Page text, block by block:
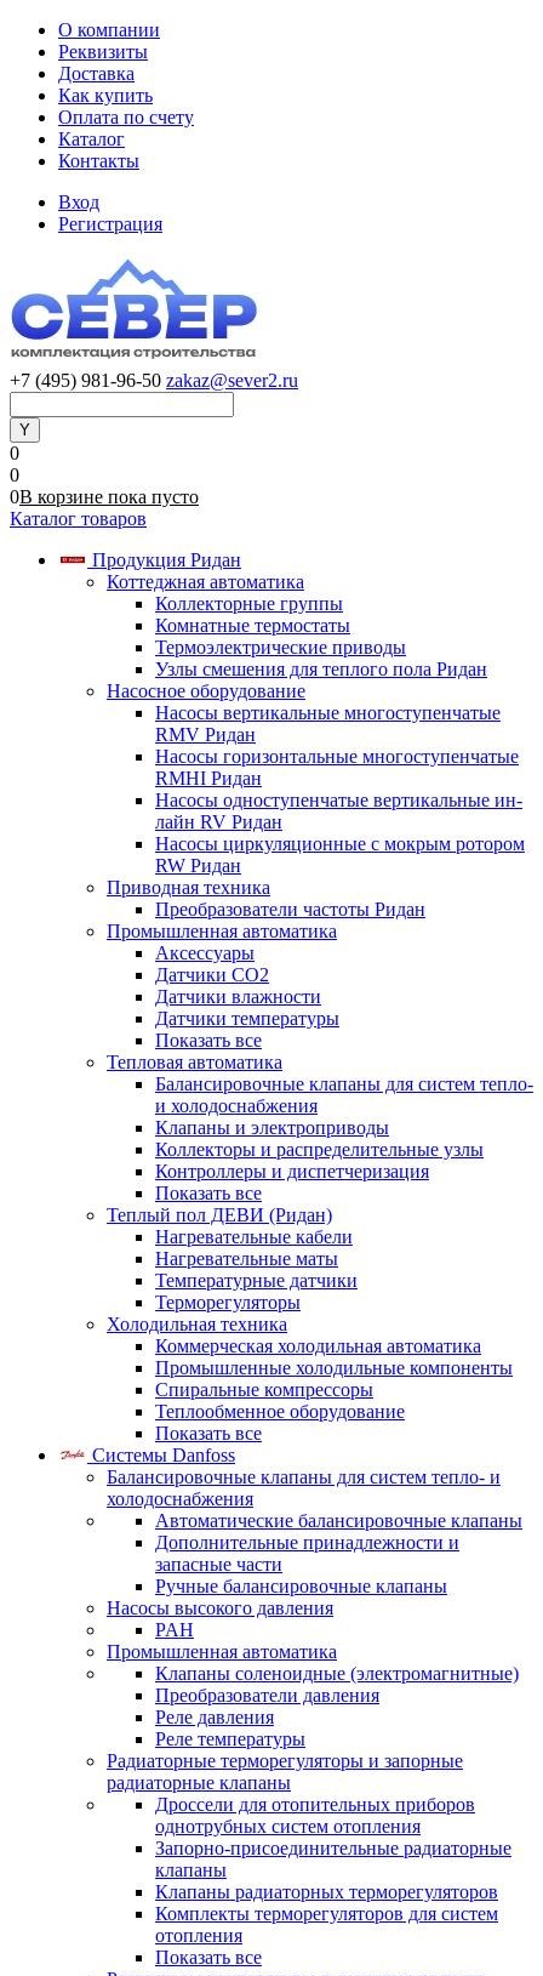
О компании
Реквизиты
Доставка
Как купить
Оплата по счету
Каталог
Контакты
Вход
Регистрация
+7 (495) 981-96-50 zakaz@sever2.ru
0
0
0В корзине пока пусто
Каталог товаров
Продукция Ридан
Коттеджная автоматика
Коллекторные группы
Комнатные термостаты
Термоэлектрические приводы
Узлы смешения для теплого пола Ридан
Насосное оборудование
Насосы вертикальные многоступенчатые
RMV Ридан
Насосы горизонтальные многоступенчатые
RMHI Ридан
Насосы одноступенчатые вертикальные ин-
лайн RV Ридан
Насосы циркуляционные с мокрым ротором
RW Ридан
Приводная техника
Преобразователи частоты Ридан
Промышленная автоматика
Аксессуары
Датчики CO2
Датчики влажности
Датчики температуры
Показать все
Тепловая автоматика
Балансировочные клапаны для систем тепло-
и холодоснабжения
Клапаны и электроприводы
Коллекторы и распределительные узлы
Контроллеры и диспетчеризация
Показать все
Теплый пол ДЕВИ (Ридан)
Нагревательные кабели
Нагревательные маты
Температурные датчики
Терморегуляторы
Холодильная техника
Коммерческая холодильная автоматика
Промышленные холодильные компоненты
Спиральные компрессоры
Теплообменное оборудование
Показать все
Системы Danfoss
Балансировочные клапаны для систем тепло- и
холодоснабжения
Автоматические балансировочные клапаны
Дополнительные принадлежности и
запасные части
Ручные балансировочные клапаны
Насосы высокого давления
PAH
Промышленная автоматика
Клапаны соленоидные (электромагнитные)
Преобразователи давления
Реле давления
Реле температуры
Радиаторные терморегуляторы и запорные
радиаторные клапаны
Дроссели для отопительных приборов
однотрубных систем отопления
Запорно-присоединительные радиаторные
клапаны
Клапаны радиаторных терморегуляторов
Комплекты терморегуляторов для систем
отопления
Показать все